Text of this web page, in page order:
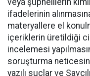
veya şüphelilerin
ifadelerinin
materyallere el
içeriklerin üretildiği
incelemesi
soruşturma
yazılı suçlar ve